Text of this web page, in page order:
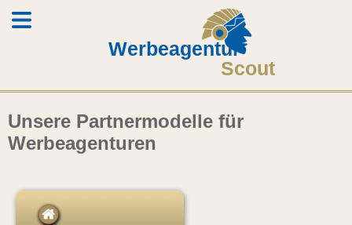
Werbeagentur
Scout
Unsere Partnermodelle für
Werbeagenturen